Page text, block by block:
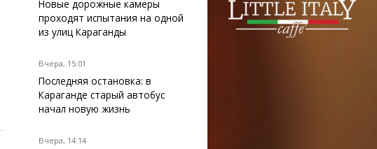
Новые дорожные камеры
проходят испытания на одной
из улиц Караганды
Вчера, 15:01
Последняя остановка: в
Караганде старый автобус
начал новую жизнь
Вчера, 14:14